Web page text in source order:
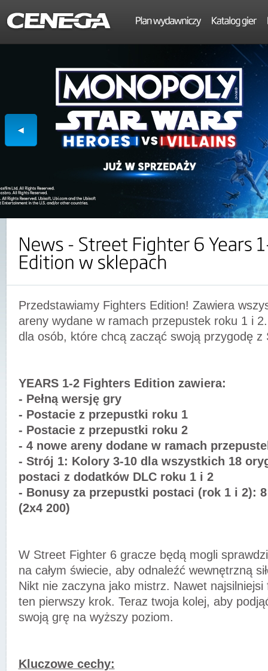
Przedstawiamy Fighters Edition! Zawiera
areny wydane w ramach przepustek roku 1 i
dla osób, które chcą zacząć swoją przygodę z
YEARS 1-2 Fighters Edition zawiera:
- Pełną wersję gry
- Postacie z przepustki roku 1
- Postacie z przepustki roku 2
- 4 nowe areny dodane w ramach
- Strój 1: Kolory 3-10 dla wszystkich 18
postaci z dodatków DLC roku 1 i 2
- Bonusy za przepustki postaci (rok 1 i 2):
(2x4 200)
W Street Fighter 6 gracze będą mogli
na całym świecie, aby odnaleźć wewnętrzną
Nikt nie zaczyna jako mistrz. Nawet
ten pierwszy krok. Teraz twoja kolej, aby
swoją grę na wyższy poziom.
Kluczowe cechy: